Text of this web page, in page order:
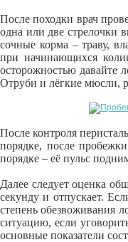
После походки врач
одна или две стрелочки
сочные корма – траву,
при начинающихся
осторожностью давайте
Отруби и лёгкие мюсли,
После контроля
порядке, после
порядке – её пульс
Далее следует оценка
секунду и отпускает.
степень обезвоживания
ситуацию, если
основные показатели